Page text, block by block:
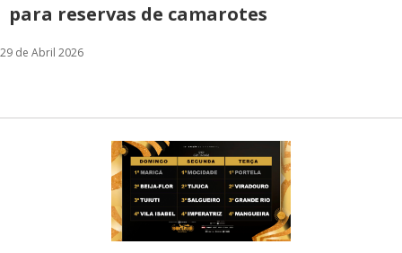
para reservas de camarotes
29 de Abril 2026